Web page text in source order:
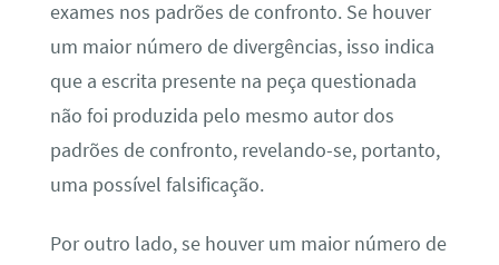
exames nos padrões de confronto. Se houver
um maior número de divergências, isso indica
que a escrita presente na peça questionada
não foi produzida pelo mesmo autor dos
padrões de confronto, revelando-se, portanto,
uma possível falsificação.
Por outro lado, se houver um maior número de